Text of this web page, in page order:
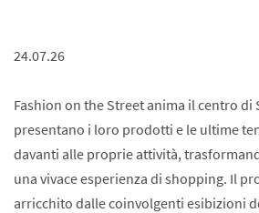
24.07.26
Fashion on the Street anima il centro di
presentano i loro prodotti e le ultime
davanti alle proprie attività,
una vivace esperienza di shopping. Il
arricchito dalle coinvolgenti esibizioni